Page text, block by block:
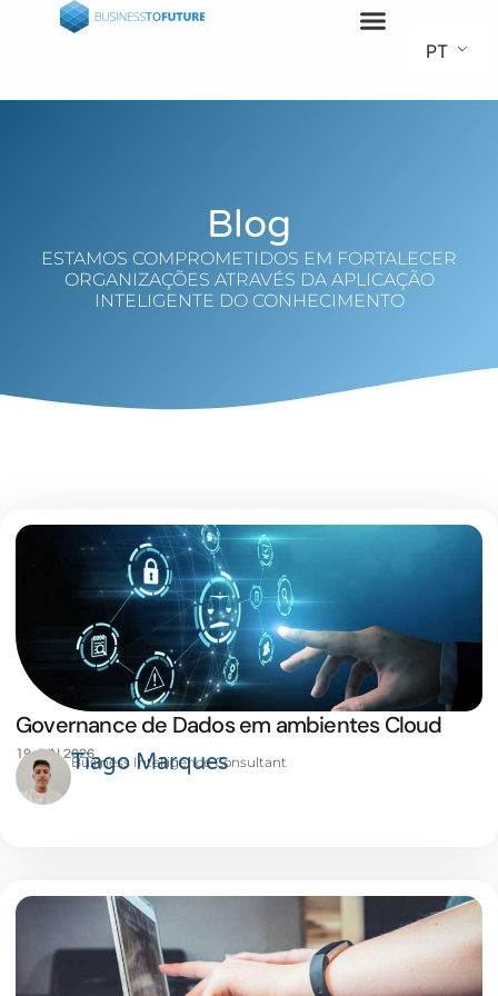
PT
Blog
ESTAMOS COMPROMETIDOS EM FORTALECER
ORGANIZAÇÕES ATRAVÉS DA APLICAÇÃO
INTELIGENTE DO CONHECIMENTO
Governance de Dados em ambientes Cloud
19 JUN 2026Tiago Marques
Business Intelligence Consultant